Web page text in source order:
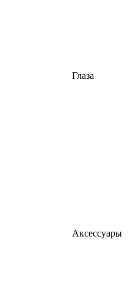
Глаза
Аксессуары